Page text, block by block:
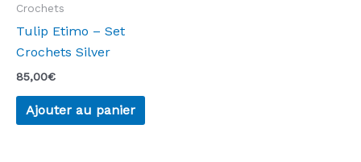
Crochets
Tulip Etimo – Set
Crochets Silver
85,00€
Ajouter au panier